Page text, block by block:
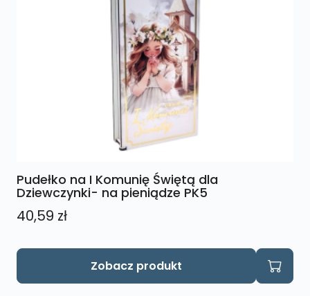
Pudełko na I Komunię Świętą dla
Dziewczynki- na pieniądze PK5
40,59 zł
Zobacz produkt